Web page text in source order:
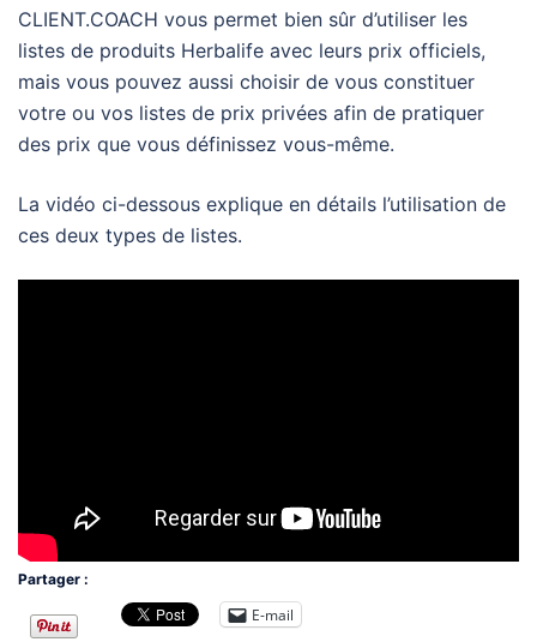
CLIENT.COACH vous permet bien sûr d’utiliser les
listes de produits Herbalife avec leurs prix officiels,
mais vous pouvez aussi choisir de vous constituer
votre ou vos listes de prix privées afin de pratiquer
des prix que vous définissez vous-même.
La vidéo ci-dessous explique en détails l’utilisation de
ces deux types de listes.
Partager :
E-mail